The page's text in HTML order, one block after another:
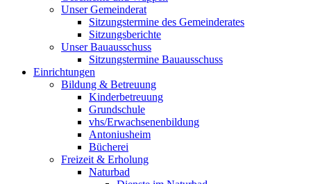
Unser Gemeinderat
Sitzungstermine des Gemeinderates
Sitzungsberichte
Unser Bauausschuss
Sitzungstermine Bauausschuss
Einrichtungen
Bildung & Betreuung
Kinderbetreuung
Grundschule
vhs/Erwachsenenbildung
Antoniusheim
Bücherei
Freizeit & Erholung
Naturbad